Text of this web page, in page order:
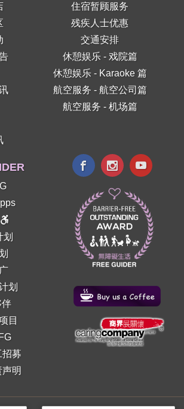
住宿暂顾服务
残疾人士优惠
交通安排
休憩娱乐 - 戏院篇
休憩娱乐 - Karaoke 篇
航空服务 - 航空公司篇
航空服务 - 机场篇
划
伴
目
招募
声明